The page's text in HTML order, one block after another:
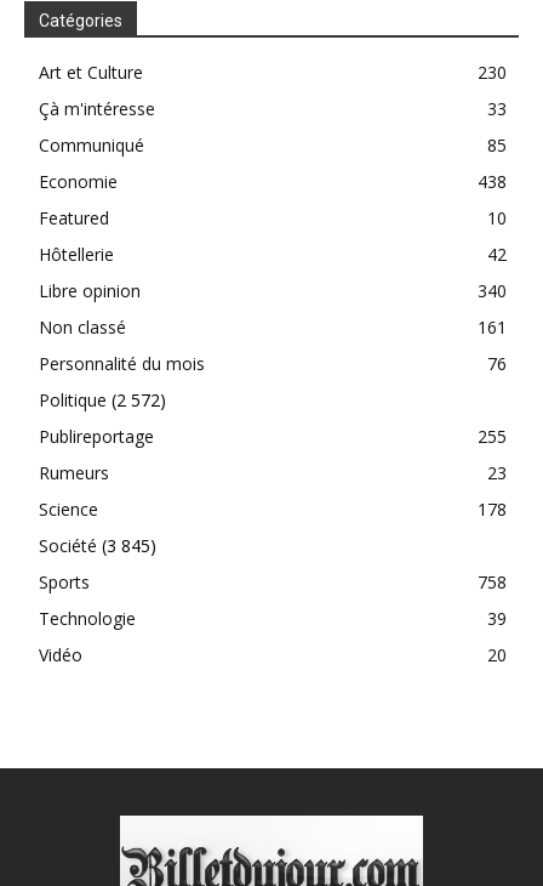
Catégories
Art et Culture
230
Çà m'intéresse
33
Communiqué
85
Economie
438
Featured
10
Hôtellerie
42
Libre opinion
340
Non classé
161
Personnalité du mois
76
Politique (2 572)
Publireportage
255
Rumeurs
23
Science
178
Société (3 845)
Sports
758
Technologie
39
Vidéo
20